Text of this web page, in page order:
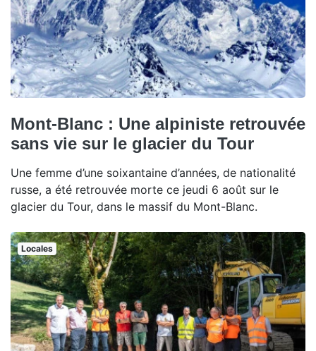
Mont-Blanc : Une alpiniste retrouvée
sans vie sur le glacier du Tour
Une femme d’une soixantaine d’années, de nationalité
russe, a été retrouvée morte ce jeudi 6 août sur le
glacier du Tour, dans le massif du Mont-Blanc.
Locales